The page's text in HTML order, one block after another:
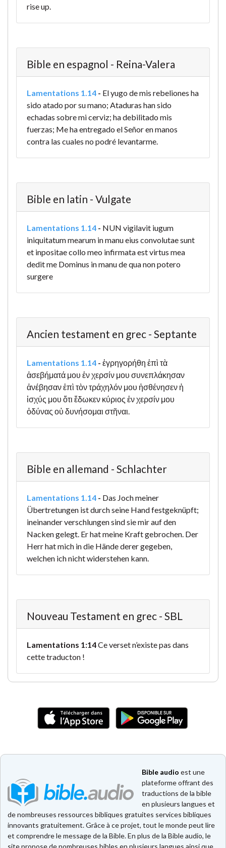
rise up.
Bible en espagnol - Reina-Valera
Lamentations 1.14 - El yugo de mis rebeliones ha
sido atado por su mano; Ataduras han sido
echadas sobre mi cerviz; ha debilitado mis
fuerzas; Me ha entregado el Señor en manos
contra las cuales no podré levantarme.
Bible en latin - Vulgate
Lamentations 1.14 - NUN vigilavit iugum
iniquitatum mearum in manu eius convolutae sunt
et inpositae collo meo infirmata est virtus mea
dedit me Dominus in manu de qua non potero
surgere
Ancien testament en grec - Septante
Lamentations 1.14 - ἐγρηγορήθη ἐπὶ τὰ
ἀσεβήματά μου ἐν χερσίν μου συνεπλάκησαν
ἀνέβησαν ἐπὶ τὸν τράχηλόν μου ἠσθένησεν ἡ
ἰσχύς μου ὅτι ἔδωκεν κύριος ἐν χερσίν μου
ὀδύνας οὐ δυνήσομαι στῆναι.
Bible en allemand - Schlachter
Lamentations 1.14 - Das Joch meiner
Übertretungen ist durch seine Hand festgeknüpft;
ineinander verschlungen sind sie mir auf den
Nacken gelegt. Er hat meine Kraft gebrochen. Der
Herr hat mich in die Hände derer gegeben,
welchen ich nicht widerstehen kann.
Nouveau Testament en grec - SBL
Lamentations 1:14Ce verset n’existe pas dans
cette traducton !
Bible audio est une
plateforme offrant des
traductions de la bible
en plusieurs langues et
de nombreuses ressources bibliques gratuites services bibliques
innovants gratuitement. Grâce à ce projet, tout le monde peut lire
et comprendre le message de la Bible. En plus de la Bible audio, le